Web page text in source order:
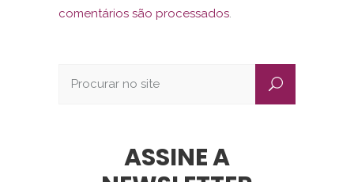
comentários são processados.
ASSINE A